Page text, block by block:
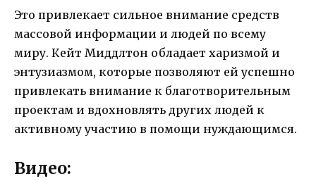
Это привлекает сильное внимание средств
массовой информации и людей по всему
миру. Кейт Миддлтон обладает харизмой и
энтузиазмом, которые позволяют ей успешно
привлекать внимание к благотворительным
проектам и вдохновлять других людей к
активному участию в помощи нуждающимся.
Видео: